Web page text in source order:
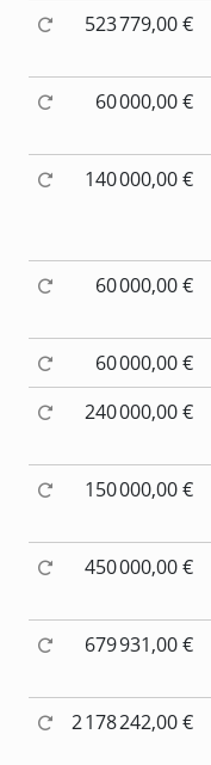
523 779,00 €
60 000,00 €
140 000,00 €
60 000,00 €
60 000,00 €
240 000,00 €
150 000,00 €
450 000,00 €
679 931,00 €
2 178 242,00 €